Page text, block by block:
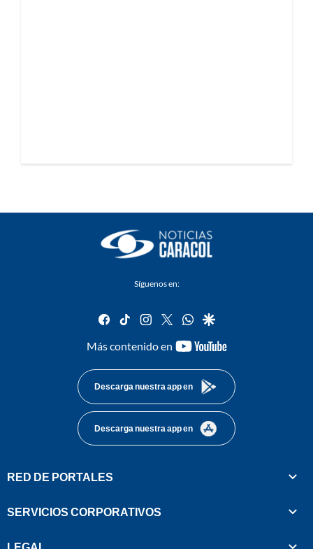
Síguenos en:
facebook
tiktok instagram
twitterwhatsapp
google
Más contenido en
youtube-
Descarga nuestra app en
Descarga nuestra app en
RED DE PORTALES
SERVICIOS CORPORATIVOS